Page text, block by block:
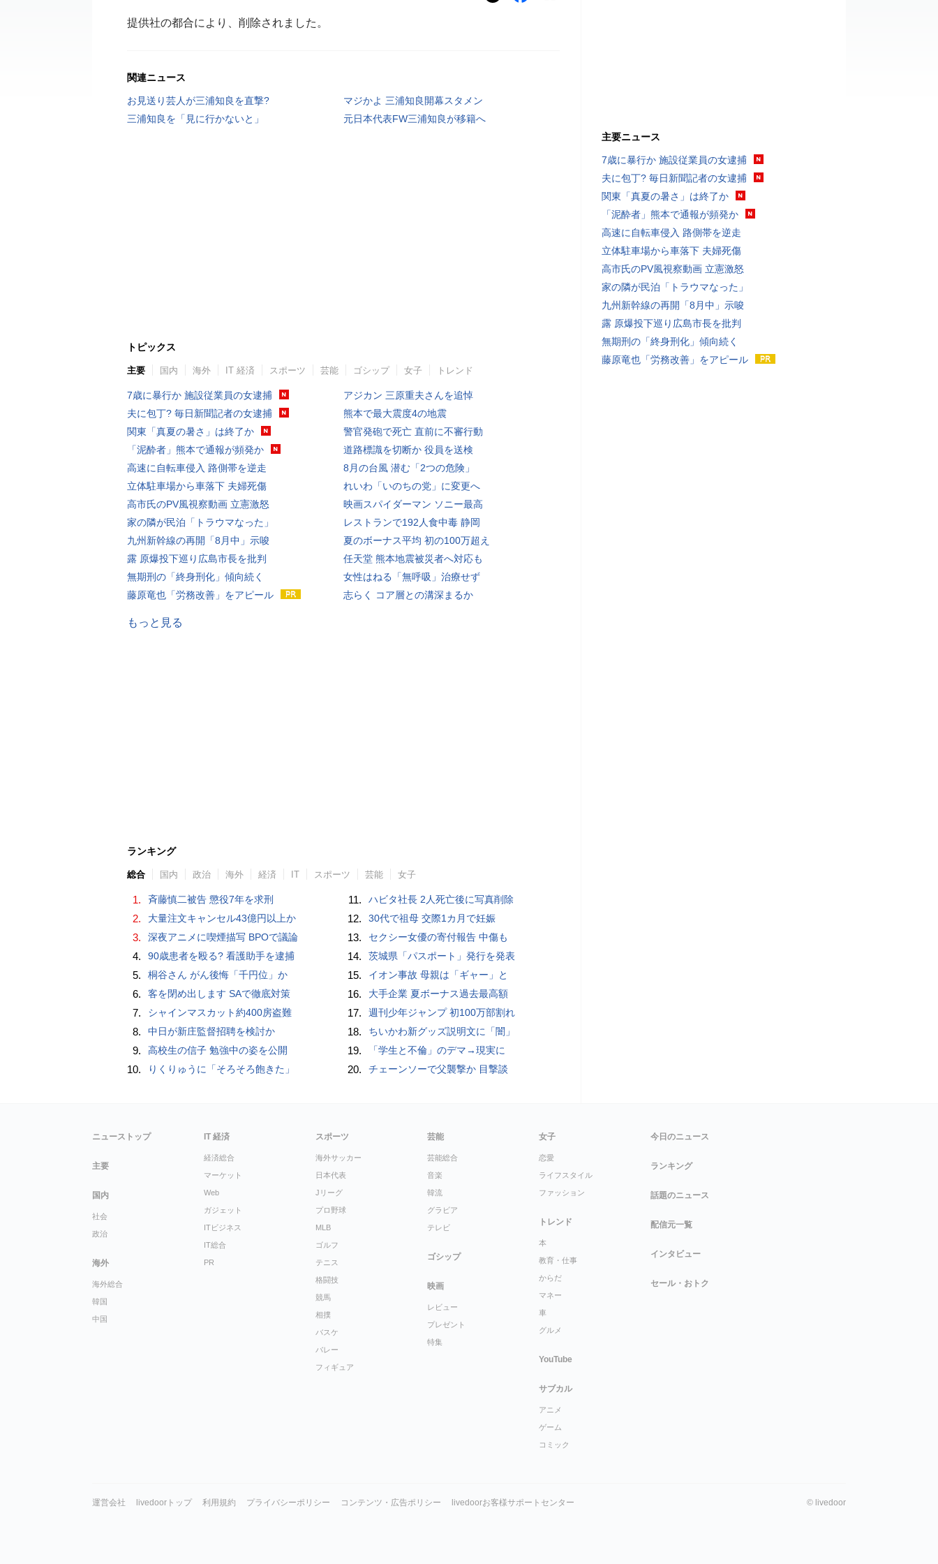
提供社の都合により、削除されました。
関連ニュース
お見送り芸人が三浦知良を直撃?
マジかよ 三浦知良開幕スタメン
三浦知良を「見に行かないと」
元日本代表FW三浦知良が移籍へ
トピックス
主要 国内 海外 IT 経済 スポーツ 芸能 ゴシップ 女子 トレンド
7歳に暴行か 施設従業員の女逮捕
夫に包丁? 毎日新聞記者の女逮捕
関東「真夏の暑さ」は終了か
「泥酔者」熊本で通報が頻発か
高速に自転車侵入 路側帯を逆走
立体駐車場から車落下 夫婦死傷
高市氏のPV風視察動画 立憲激怒
家の隣が民泊「トラウマなった」
九州新幹線の再開「8月中」示唆
露 原爆投下巡り広島市長を批判
無期刑の「終身刑化」傾向続く
藤原竜也「労務改善」をアピール
アジカン 三原重夫さんを追悼
熊本で最大震度4の地震
警官発砲で死亡 直前に不審行動
道路標識を切断か 役員を送検
8月の台風 潜む「2つの危険」
れいわ「いのちの党」に変更へ
映画スパイダーマン ソニー最高
レストランで192人食中毒 静岡
夏のボーナス平均 初の100万超え
任天堂 熊本地震被災者へ対応も
女性はねる「無呼吸」治療せず
志らく コア層との溝深まるか
もっと見る
ランキング
総合 国内 政治 海外 経済 IT スポーツ 芸能 女子
1. 斉藤慎二被告 懲役7年を求刑
2. 大量注文キャンセル43億円以上か
3. 深夜アニメに喫煙描写 BPOで議論
4. 90歳患者を殴る? 看護助手を逮捕
5. 桐谷さん がん後悔「千円位」か
6. 客を閉め出します SAで徹底対策
7. シャインマスカット約400房盗難
8. 中日が新庄監督招聘を検討か
9. 高校生の信子 勉強中の姿を公開
10. りくりゅうに「そろそろ飽きた」
11. ハビタ社長 2人死亡後に写真削除
12. 30代で祖母 交際1カ月で妊娠
13. セクシー女優の寄付報告 中傷も
14. 茨城県「パスポート」発行を発表
15. イオン事故 母親は「ギャー」と
16. 大手企業 夏ボーナス過去最高額
17. 週刊少年ジャンプ 初100万部割れ
18. ちいかわ新グッズ説明文に「闇」
19. 「学生と不倫」のデマ→現実に
20. チェーンソーで父襲撃か 目撃談
主要ニュース
7歳に暴行か 施設従業員の女逮捕
夫に包丁? 毎日新聞記者の女逮捕
関東「真夏の暑さ」は終了か
「泥酔者」熊本で通報が頻発か
高速に自転車侵入 路側帯を逆走
立体駐車場から車落下 夫婦死傷
高市氏のPV風視察動画 立憲激怒
家の隣が民泊「トラウマなった」
九州新幹線の再開「8月中」示唆
露 原爆投下巡り広島市長を批判
無期刑の「終身刑化」傾向続く
藤原竜也「労務改善」をアピール
ニューストップ
主要
国内
社会
政治
海外
海外総合
韓国
中国
IT 経済
経済総合
マーケット
Web
ガジェット
ITビジネス
IT総合
PR
スポーツ
海外サッカー
日本代表
Jリーグ
プロ野球
MLB
ゴルフ
テニス
格闘技
競馬
相撲
バスケ
バレー
フィギュア
芸能
芸能総合
音楽
韓流
グラビア
テレビ
ゴシップ
映画
レビュー
プレゼント
特集
女子
恋愛
ライフスタイル
ファッション
トレンド
本
教育・仕事
からだ
マネー
車
グルメ
YouTube
サブカル
アニメ
ゲーム
コミック
今日のニュース
ランキング
話題のニュース
配信元一覧
インタビュー
セール・おトク
運営会社 livedoorトップ 利用規約 プライバシーポリシー コンテンツ・広告ポリシー livedoorお客様サポートセンター © livedoor